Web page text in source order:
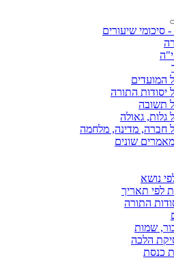
סיכומי שיעורים
המועדים
יסודות התורה
תשובה
גלות, גאולה
חברה, מדינה, מלחמה
שונים
נושא
לפי תאריך
התורה
שמות
הלכה
כנסת